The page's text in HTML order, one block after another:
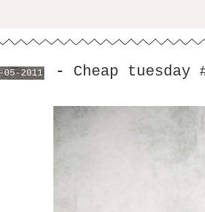
05-2011 - Cheap